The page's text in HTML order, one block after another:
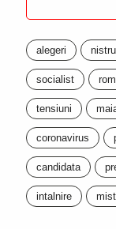
alegeri nistru
socialist
tensiuni
coronavirus
candidata
intalnire